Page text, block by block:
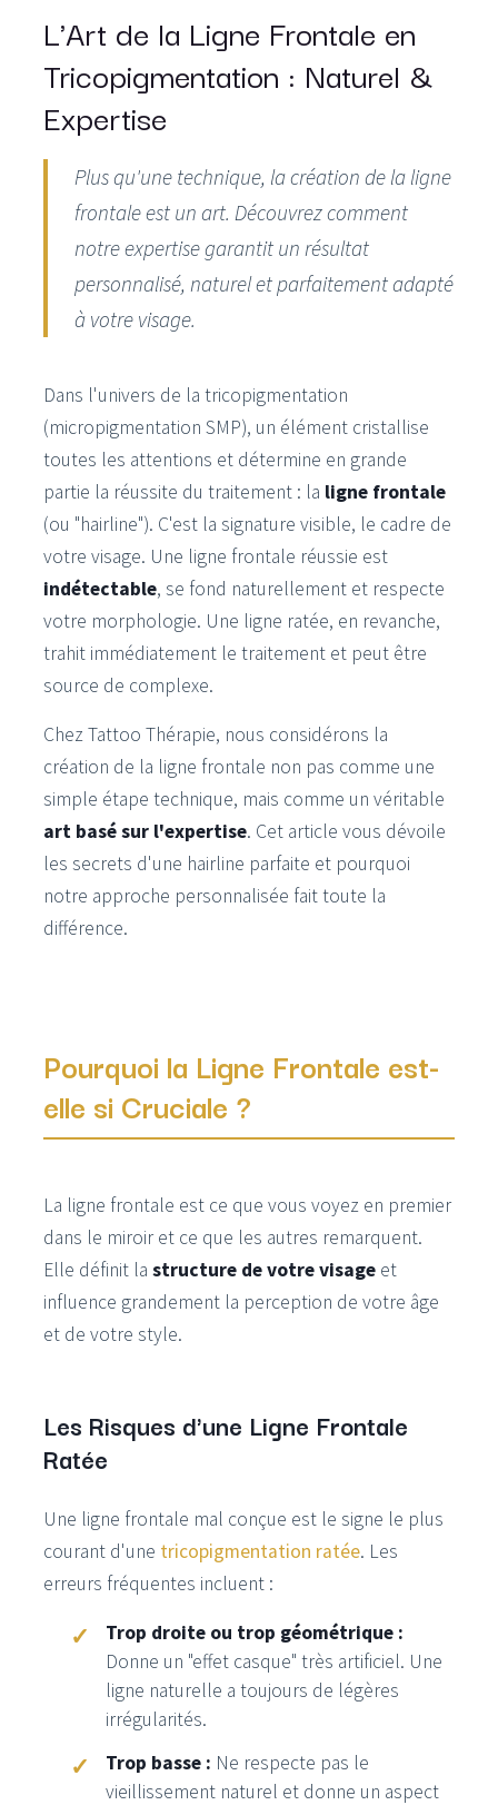
L'Art de la Ligne Frontale en
Tricopigmentation : Naturel &
Expertise
Plus qu'une technique, la création de la ligne
frontale est un art. Découvrez comment
notre expertise garantit un résultat
personnalisé, naturel et parfaitement adapté
à votre visage.
Dans l'univers de la tricopigmentation
(micropigmentation SMP), un élément cristallise
toutes les attentions et détermine en grande
partie la réussite du traitement : la ligne frontale
(ou "hairline"). C'est la signature visible, le cadre de
votre visage. Une ligne frontale réussie est
indétectable, se fond naturellement et respecte
votre morphologie. Une ligne ratée, en revanche,
trahit immédiatement le traitement et peut être
source de complexe.
Chez Tattoo Thérapie, nous considérons la
création de la ligne frontale non pas comme une
simple étape technique, mais comme un véritable
art basé sur l'expertise. Cet article vous dévoile
les secrets d'une hairline parfaite et pourquoi
notre approche personnalisée fait toute la
différence.
Pourquoi la Ligne Frontale est-
elle si Cruciale ?
La ligne frontale est ce que vous voyez en premier
dans le miroir et ce que les autres remarquent.
Elle définit la structure de votre visage et
influence grandement la perception de votre âge
et de votre style.
Les Risques d'une Ligne Frontale
Ratée
Une ligne frontale mal conçue est le signe le plus
courant d'une tricopigmentation ratée. Les
erreurs fréquentes incluent :
Trop droite ou trop géométrique :
Donne un "effet casque" très artificiel. Une
ligne naturelle a toujours de légères
irrégularités.
Trop basse : Ne respecte pas le
vieillissement naturel et donne un aspect